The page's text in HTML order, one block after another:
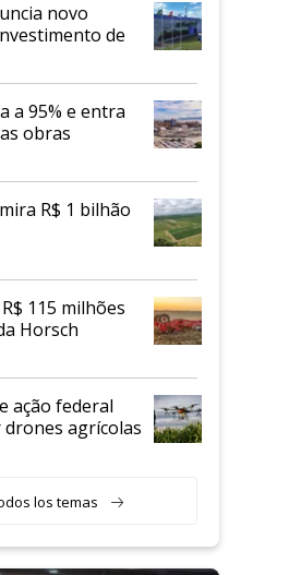
novo
de
a 95% e entra
obras
R$ 1 bilhão
115 milhões
Horsch
ação federal
agrícolas
los temas